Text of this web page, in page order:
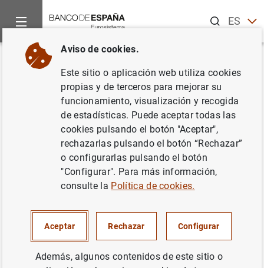
ESEN
Inicio Noticias y eventos
Volver
Entrevista al gobernador en El
Periódico
Aviso de cookies.
Este sitio o aplicación web utiliza cookies
propias y de terceros para mejorar su
funcionamiento, visualización y recogida
de estadísticas. Puede aceptar todas las
cookies pulsando el botón "Aceptar",
rechazarlas pulsando el botón “Rechazar”
o configurarlas pulsando el botón
"Configurar". Para más información,
consulte la Política de cookies.
Aceptar Rechazar Configurar
Además, algunos contenidos de este sitio o